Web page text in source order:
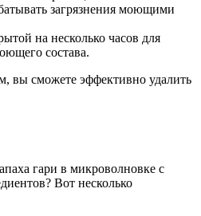
загрязнения моющими
на несколько часов для
состава.
вы сможете эффективно удалить
гари в микроволновке с
Вот несколько